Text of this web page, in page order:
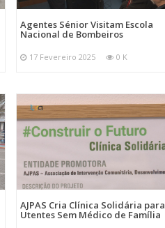
Agentes Sénior Visitam Escola
Nacional de Bombeiros
17 Fevereiro 2025 0 K
AJPAS Cria Clínica Solidária para
Utentes Sem Médico de Família